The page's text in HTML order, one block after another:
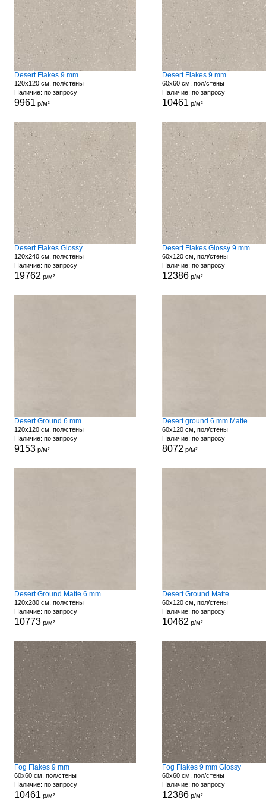
Desert Flakes 9 mm
120x120 см, пол/стены
Наличие: по запросу
9961 р/м²
Desert Flakes 9 mm
60x60 см, пол/стены
Наличие: по запросу
10461 р/м²
Desert Flakes Glossy
120x240 см, пол/стены
Наличие: по запросу
19762 р/м²
Desert Flakes Glossy 9 mm
60x120 см, пол/стены
Наличие: по запросу
12386р/м²
Desert Ground 6 mm
120x120 см, пол/стены
Наличие: по запросу
9153р/м²
Desert ground 6 mm Matte
60x120 см, пол/стены
Наличие: по запросу
8072 р/м²
Desert Ground Matte 6 mm
120x280 см, пол/стены
Наличие: по запросу
10773р/м²
Desert Ground Matte
60x120 см, пол/стены
Наличие: по запросу
10462 р/м²
Fog Flakes 9 mm
60x60 см, пол/стены
Наличие: по запросу
10461 р/м²
Fog Flakes 9 mm Glossy
60x60 см, пол/стены
Наличие: по запросу
12386р/м²